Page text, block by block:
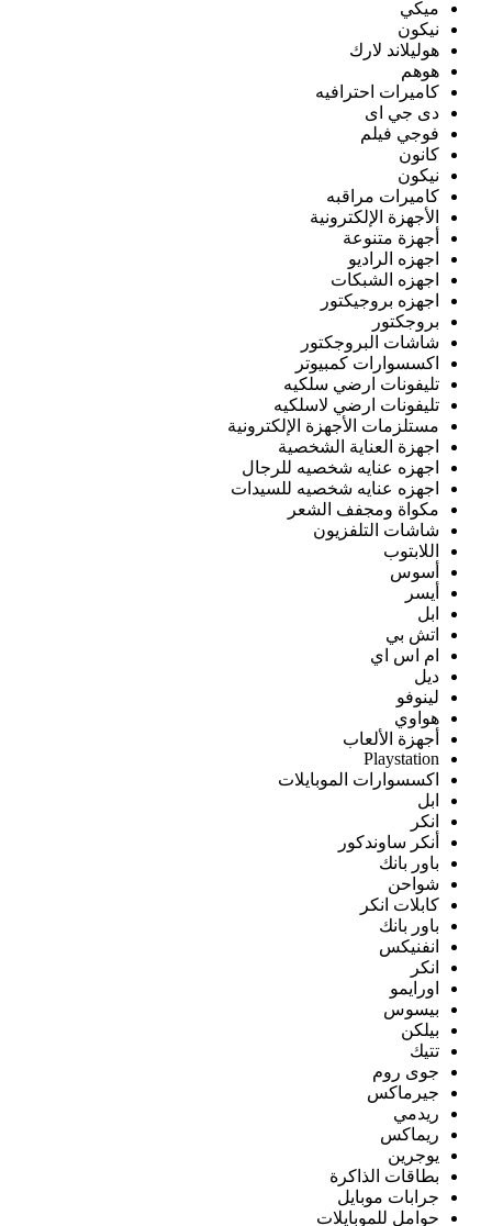
ميكي
نيكون
هوليلاند لارك
هوهم
كاميرات احترافيه
دى جي اى
فوجي فيلم
كانون
نيكون
كاميرات مراقبه
الأجهزة الإلكترونية
أجهزة متنوعة
اجهزه الراديو
اجهزه الشبكات
اجهزه بروجيكتور
بروجكتور
شاشات البروجكتور
اكسسوارات كمبيوتر
تليفونات ارضي سلكيه
تليفونات ارضي لاسلكيه
مستلزمات الأجهزة الإلكترونية
اجهزة العناية الشخصية
اجهزه عنايه شخصيه للرجال
اجهزه عنايه شخصيه للسيدات
مكواة ومجفف الشعر
شاشات التلفزيون
اللابتوب
أسوس
أيسر
ابل
اتش بي
ام اس اي
ديل
لينوفو
هواوي
أجهزة الألعاب
Playstation
اكسسوارات الموبايلات
ابل
انكر
أنكر ساوندكور
باور بانك
شواحن
كابلات انكر
باور بانك
انفنيكس
انكر
اورايمو
بيسوس
بيلكن
تتيك
جوى روم
جيرماكس
ريدمي
ريماكس
يوجرين
بطاقات الذاكرة
جرابات موبايل
حوامل للموبايلات